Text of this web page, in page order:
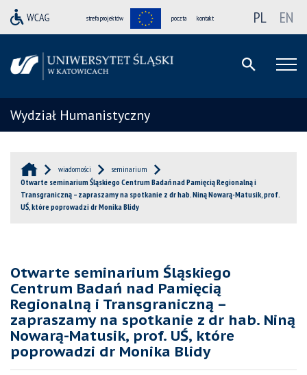
strefa projektów poczta kontakt PL EN
Wydział Humanistyczny
wiadomości
seminarium
Otwarte seminarium Śląskiego Centrum Badań nad Pamięcią Regionalną i
Transgraniczną – zapraszamy na spotkanie z dr hab. Niną Nowarą-Matusik, prof.
UŚ, które poprowadzi dr Monika Blidy
Otwarte seminarium Śląskiego
Centrum Badań nad Pamięcią
Regionalną i Transgraniczną –
zapraszamy na spotkanie z dr hab. Niną
Nowarą-Matusik, prof. UŚ, które
poprowadzi dr Monika Blidy